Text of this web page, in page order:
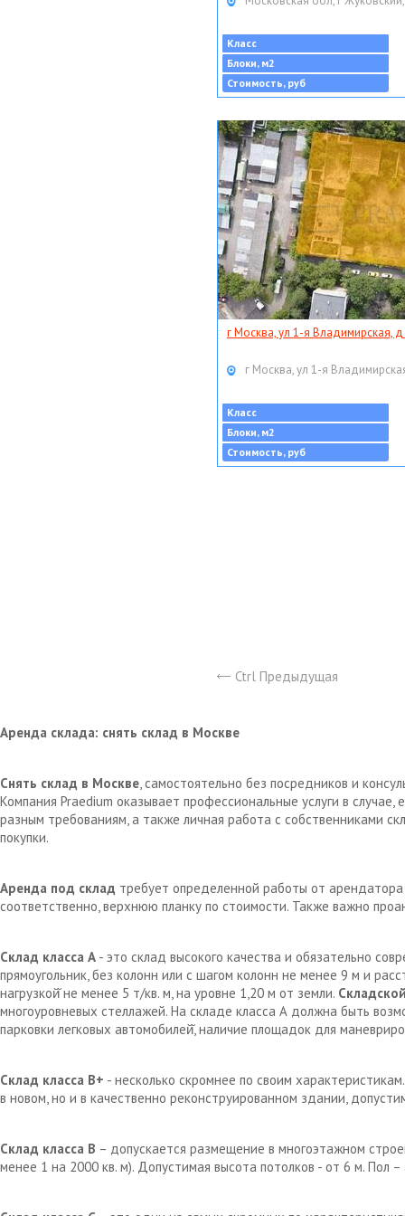
Класс
Блоки, м2
Стоимость, руб
г Москва, ул 1-я Владимирская, д
г Москва, ул 1-я
Класс
Блоки, м2
Стоимость, руб
Ctrl Предыдущая
Аренда склада: снять склад в Москве
Снять склад в Москве, самостоятельно без посредников и
Компания Praedium оказывает профессиональные услуги в
разным требованиям, а также личная работа с собственниками
покупки.
Аренда под склад требует определенной работы от
соответственно, верхнюю планку по стоимости. Также важно
Склад класса А - это склад высокого качества и обязательно
прямоугольник, без колонн или с шагом колонн не менее 9 м и
нагрузкой̆ не менее 5 т/кв. м, на уровне 1,20 м от земли.
многоуровневых стеллажей. На складе класса А должна быть
парковки легковых автомобилей̆, наличие площадок для
Склад класса В+ - несколько скромнее по своим
в новом, но и в качественно реконструированном здании,
Склад класса В – допускается размещение в многоэтажном
менее 1 на 2000 кв. м). Допустимая высота потолков - от 6 м. Пол